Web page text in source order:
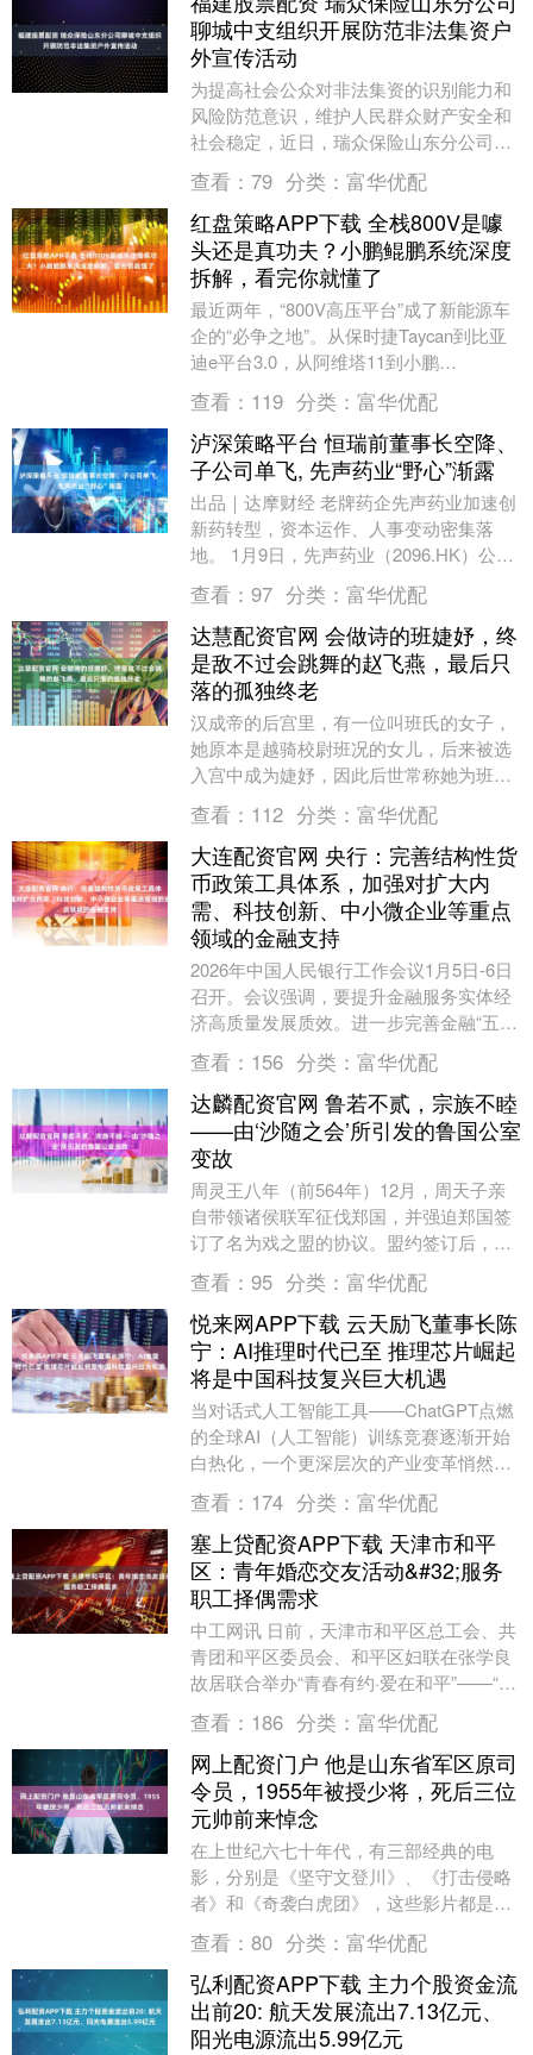
聊城中支组织开展防范非法集资户
外宣传活动
为提高社会公众对非法集资的识别能力和
风险防范意识，维护人民群众财产安全和
社会稳定，近日，瑞众保险山东分公司聊
城中支组织开展防范非法集资户外宣传活
动。 活动现场，....
查看： 79 分类： 富华优配
红盘策略APP下载 全栈800V是噱
头还是真功夫？小鹏鲲鹏系统深度
拆解，看完你就懂了
最近两年，“800V高压平台”成了新能源车
企的“必争之地”。从保时捷Taycan到比亚
迪e平台3.0，从阿维塔11到小鹏
G6，“800V”三个字频繁出现在发布会....
查看： 119 分类： 富华优配
泸深策略平台 恒瑞前董事长空降、
子公司单飞, 先声药业“野心”渐露
出品｜达摩财经 老牌药企先声药业加速创
新药转型，资本运作、人事变动密集落
地。 1月9日，先声药业（2096.HK）公告
称，公司建议分拆子公司先声再明医药股
份有限....
查看： 97 分类： 富华优配
达慧配资官网 会做诗的班婕妤，终
是敌不过会跳舞的赵飞燕，最后只
落的孤独终老
汉成帝的后宫里，有一位叫班氏的女子，
她原本是越骑校尉班况的女儿，后来被选
入宫中成为婕妤，因此后世常称她为班婕
妤。班婕妤不仅容貌出众，而且聪慧过
人，更有着少见的才....
查看： 112 分类： 富华优配
大连配资官网 央行：完善结构性货
币政策工具体系，加强对扩大内
需、科技创新、中小微企业等重点
领域的金融支持
2026年中国人民银行工作会议1月5日-6日
召开。会议强调，要提升金融服务实体经
济高质量发展质效。进一步完善金融“五篇
大文章”政策框架，实施好考核评价制度，
加强....
查看： 156 分类： 富华优配
达麟配资官网 鲁若不贰，宗族不睦
——由‘沙随之会’所引发的鲁国公室
变故
周灵王八年（前564年）12月，周天子亲
自带领诸侯联军征伐郑国，并强迫郑国签
订了名为戏之盟的协议。盟约签订后，联
军的主帅晋悼公准备撤兵回国。此时，鲁
国国君鲁襄公....
查看： 95 分类： 富华优配
悦来网APP下载 云天励飞董事长陈
宁：AI推理时代已至 推理芯片崛起
将是中国科技复兴巨大机遇
当对话式人工智能工具——ChatGPT点燃
的全球AI（人工智能）训练竞赛逐渐开始
白热化，一个更深层次的产业变革悄然发
生。2025年，被业界普遍视为“AI应用大
爆....
查看： 174 分类： 富华优配
塞上贷配资APP下载 天津市和平
区：青年婚恋交友活动&#32;服务
职工择偶需求
中工网讯 日前，天津市和平区总工会、共
青团和平区委员会、和平区妇联在张学良
故居联合举办“青春有约·爱在和平”——“春
风遇海棠·良居遇佳人”青年婚恋交友专场
活动，....
查看： 186 分类： 富华优配
网上配资门户 他是山东省军区原司
令员，1955年被授少将，死后三位
元帅前来悼念
在上世纪六七十年代，有三部经典的电
影，分别是《坚守文登川》、《打击侵略
者》和《奇袭白虎团》，这些影片都是以
中国人民志愿军第六十八军的战斗为题
材。而当时担任第六十....
查看： 80 分类： 富华优配
弘利配资APP下载 主力个股资金流
出前20: 航天发展流出7.13亿元、
阳光电源流出5.99亿元